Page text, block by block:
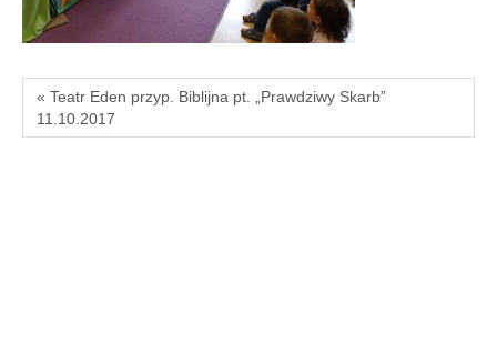
« Teatr Eden przyp. Biblijna pt. „Prawdziwy Skarb”
11.10.2017